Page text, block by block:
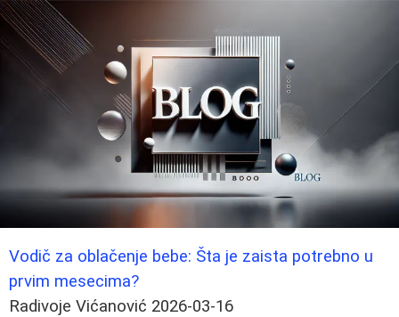
Vodič za oblačenje bebe: Šta je zaista potrebno u
prvim mesecima?
Radivoje Vićanović 2026-03-16